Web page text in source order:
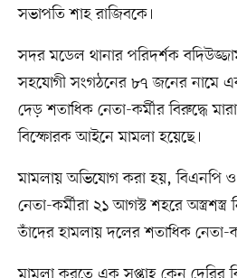
সভাপতি শাহ রাজিবকে।
সদর মডেল থানার পরিদর্শক
সহযোগী সংগঠনের ৮৭ জনের নামে
দেড় শতাধিক নেতা-কর্মীর বিরুদ্ধে
বিস্ফোরক আইনে মামলা হয়েছে।
মামলায় অভিযোগ করা হয়, বিএনপি
নেতা-কর্মীরা ২১ আগস্ট শহরে অস্ত্রশস্ত্র
তাঁদের হামলায় দলের শতাধিক